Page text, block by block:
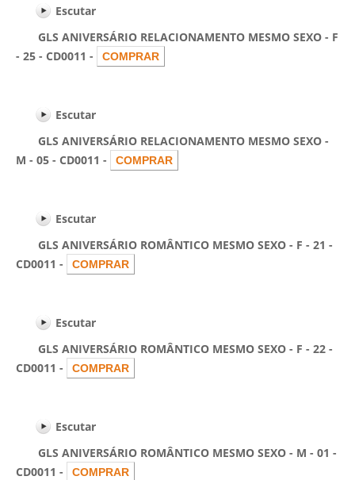
Escutar
GLS ANIVERSÁRIO RELACIONAMENTO MESMO SEXO - F
- 25 - CD0011 -
Escutar
GLS ANIVERSÁRIO RELACIONAMENTO MESMO SEXO -
M - 05 - CD0011 -
Escutar
GLS ANIVERSÁRIO ROMÂNTICO MESMO SEXO - F - 21 -
CD0011 -
Escutar
GLS ANIVERSÁRIO ROMÂNTICO MESMO SEXO - F - 22 -
CD0011 -
Escutar
GLS ANIVERSÁRIO ROMÂNTICO MESMO SEXO - M - 01 -
CD0011 -